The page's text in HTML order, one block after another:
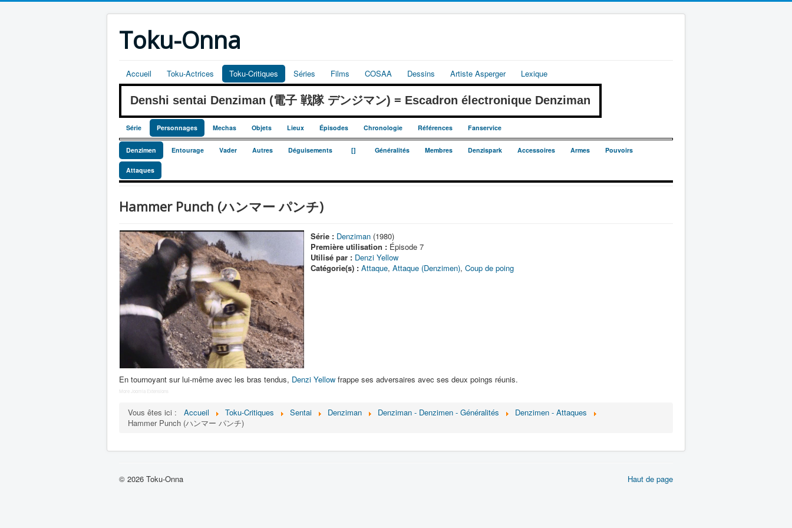
Toku-Onna
Accueil Toku-Actrices Toku-Critiques Séries Films COSAA Dessins Artiste Asperger Lexique
Denshi sentai Denziman (電子 戦隊 デンジマン) = Escadron électronique Denziman
Série Personnages Mechas Objets Lieux Épisodes Chronologie Références Fanservice
Denzimen Entourage Vader Autres Déguisements [] Généralités Membres Denzispark Accessoires Armes Pouvoirs
Attaques
Hammer Punch (ハンマー パンチ)
Série : Denziman(1980)
Première utilisation :Épisode 7
Utilisé par : Denzi Yellow
Catégorie(s) : Attaque, Attaque (Denzimen), Coup de poing
En tournoyant sur lui-même avec les bras tendus, Denzi Yellow frappe ses adversaires avec ses deux poings réunis.
More Joomla Extensions
Vous êtes ici : Accueil Toku-Critiques Sentai Denziman Denziman - Denzimen - Généralités
Denzimen - Attaques
Hammer Punch (ハンマー パンチ)
Haut de page
© 2026 Toku-Onna